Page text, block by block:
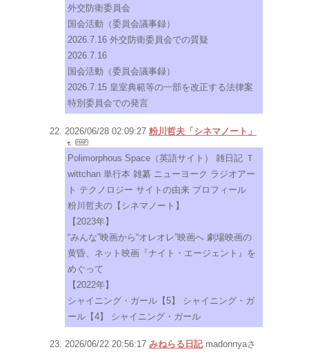
外交防衛委員会
国会活動（委員会議事録）
2026.7.16 外交防衛委員会での質疑
2026.7.16
国会活動（委員会議事録）
2026.7.15 皇室典範等の一部を改正する法律案
特別委員会での発言
2026/06/28 02:09:27 粉川哲夫「シネマノート」
Polimorphous Space（英語サイト） 雑日記 Ｔ
wittchan 単行本 雑纂 ニューヨーク ラジオアー
ト テクノロジー サイトの由来 プロフィール
粉川哲夫の【シネマノート】
【2023年】
“みんな”映画から“オレオレ”映画へ 劇場映画の
黄昏、ネット映画『ナイト・エージェント』を
めぐって
【2022年】
シャイニング・ガール【5】 シャイニング・ガ
ール【4】 シャイニング・ガール
2026/06/22 20:56:17 みねらる日記 madonnyaさ